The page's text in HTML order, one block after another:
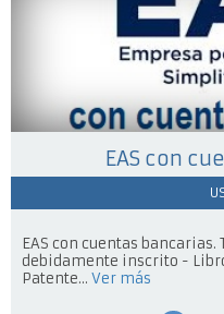
EAS con
EAS con cuentas bancarias.
debidamente inscrito -
Patente... Ver más